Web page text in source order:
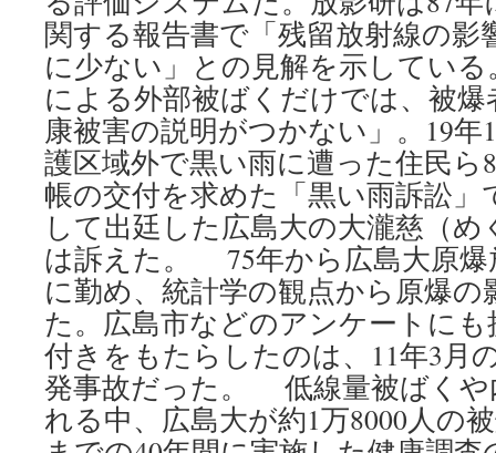
関する報告書で「残留放射線の影
に少ない」との見解を示してい
による外部被ばくだけでは、被
康被害の説明がつかない」。19年
護区域外で黒い雨に遭った住民ら
帳の交付を求めた「黒い雨訴訟」
して出廷した広島大の大瀧慈（め
は訴えた。 75年から広島大原爆
に勤め、統計学の観点から原爆
た。広島市などのアンケートに
付きをもたらしたのは、11年3月
発事故だった。 低線量被ばくや
れる中、広島大が約1万8000人の